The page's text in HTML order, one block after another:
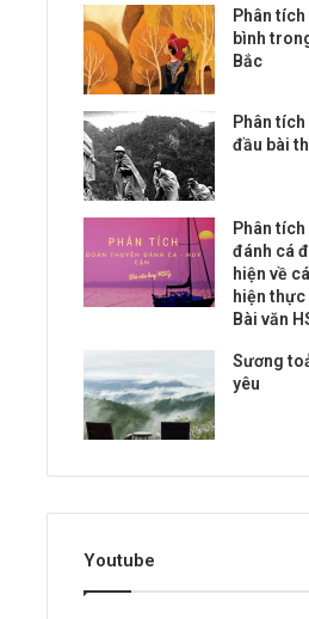
Phân
bình
Bắc
Phân
đầu bài
Phân
đánh cá
hiện về
hiện
Bài văn
Sương
yêu
Youtube